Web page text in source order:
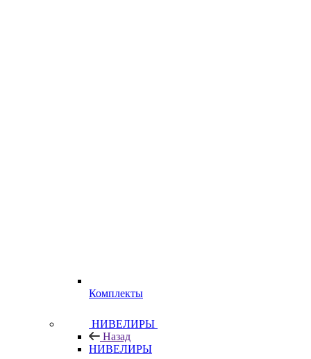
Комплекты
НИВЕЛИРЫ
Назад
НИВЕЛИРЫ